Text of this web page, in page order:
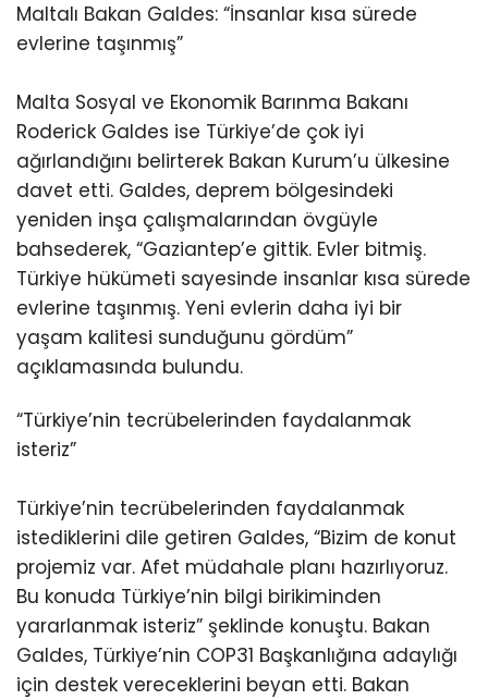
Maltalı Bakan Galdes: “İnsanlar kısa sürede
evlerine taşınmış”
Malta Sosyal ve Ekonomik Barınma Bakanı
Roderick Galdes ise Türkiye’de çok iyi
ağırlandığını belirterek Bakan Kurum’u ülkesine
davet etti. Galdes, deprem bölgesindeki
yeniden inşa çalışmalarından övgüyle
bahsederek, “Gaziantep’e gittik. Evler bitmiş.
Türkiye hükümeti sayesinde insanlar kısa sürede
evlerine taşınmış. Yeni evlerin daha iyi bir
yaşam kalitesi sunduğunu gördüm”
açıklamasında bulundu.
“Türkiye’nin tecrübelerinden faydalanmak
isteriz”
Türkiye’nin tecrübelerinden faydalanmak
istediklerini dile getiren Galdes, “Bizim de konut
projemiz var. Afet müdahale planı hazırlıyoruz.
Bu konuda Türkiye’nin bilgi birikiminden
yararlanmak isteriz” şeklinde konuştu. Bakan
Galdes, Türkiye’nin COP31 Başkanlığına adaylığı
için destek vereceklerini beyan etti. Bakan